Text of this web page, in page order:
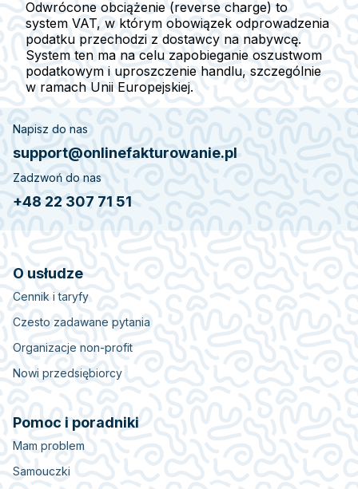
Odwrócone obciążenie (reverse charge) to
system VAT, w którym obowiązek odprowadzenia
podatku przechodzi z dostawcy na nabywcę.
System ten ma na celu zapobieganie oszustwom
podatkowym i uproszczenie handlu, szczególnie
w ramach Unii Europejskiej.
Napisz do nas
support@onlinefakturowanie.pl
Zadzwoń do nas
+48 22 307 71 51
O usłudze
Cennik i taryfy
Czesto zadawane pytania
Organizacje non-profit
Nowi przedsiębiorcy
Pomoc i poradniki
Mam problem
Samouczki